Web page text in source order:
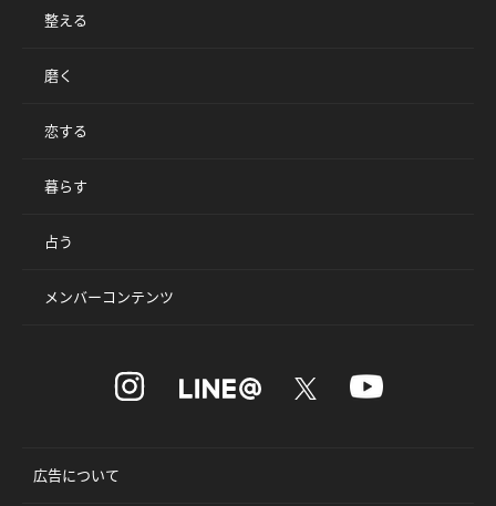
整える
磨く
恋する
暮らす
占う
メンバーコンテンツ
広告について